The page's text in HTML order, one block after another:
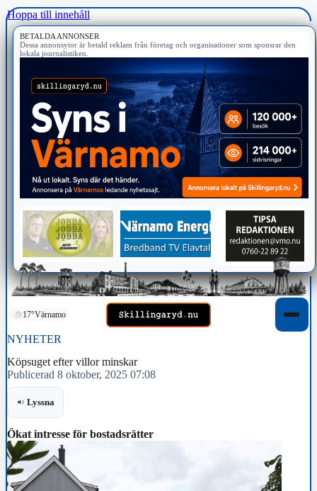
Hoppa till innehåll
BETALDA ANNONSER
Dessa annonsytor är betald reklam från företag och organisationer som sponsrar den
lokala journalistiken.
17°Värnamo
NYHETER
Köpsuget efter villor minskar
Publicerad 8 oktober, 2025 07:08
Lyssna
Ökat intresse för bostadsrätter